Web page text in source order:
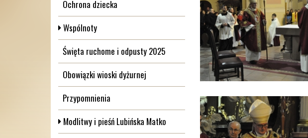
Ochrona dziecka
Wspólnoty
Święta ruchome i odpusty 2025
Obowiązki wioski dyżurnej
Przypomnienia
Modlitwy i pieśń Lubińska Matko